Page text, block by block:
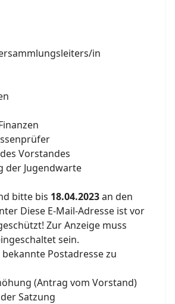
in
Vorstandes
der Jugendwarte
bitte bis 18.04.2023an den
Diese E-Mail-Adresse ist vor
Zur Anzeige muss
sein.
Postadresse zu
(Antrag vom Vorstand)
Satzung